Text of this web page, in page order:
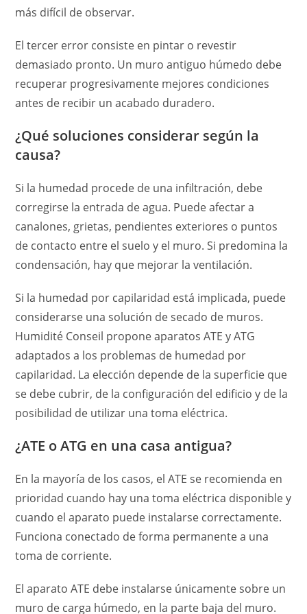
más difícil de observar.
El tercer error consiste en pintar o revestir
demasiado pronto. Un muro antiguo húmedo debe
recuperar progresivamente mejores condiciones
antes de recibir un acabado duradero.
¿Qué soluciones considerar según la
causa?
Si la humedad procede de una infiltración, debe
corregirse la entrada de agua. Puede afectar a
canalones, grietas, pendientes exteriores o puntos
de contacto entre el suelo y el muro. Si predomina la
condensación, hay que mejorar la ventilación.
Si la humedad por capilaridad está implicada, puede
considerarse una solución de secado de muros.
Humidité Conseil propone aparatos ATE y ATG
adaptados a los problemas de humedad por
capilaridad. La elección depende de la superficie que
se debe cubrir, de la configuración del edificio y de la
posibilidad de utilizar una toma eléctrica.
¿ATE o ATG en una casa antigua?
En la mayoría de los casos, el ATE se recomienda en
prioridad cuando hay una toma eléctrica disponible y
cuando el aparato puede instalarse correctamente.
Funciona conectado de forma permanente a una
toma de corriente.
El aparato ATE debe instalarse únicamente sobre un
muro de carga húmedo, en la parte baja del muro.